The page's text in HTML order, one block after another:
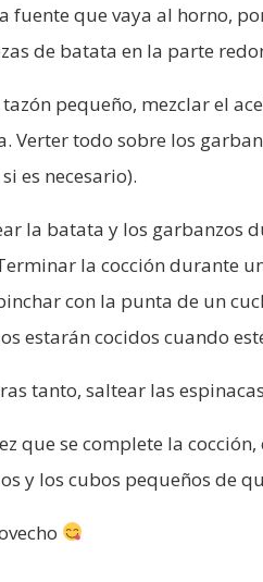
fuente que vaya al horno,
de batata en la parte
tazón pequeño, mezclar el
Verter todo sobre los
es necesario).
la batata y los garbanzos
la cocción durante
con la punta de un
estarán cocidos cuando
tanto, saltear las
que se complete la
y los cubos pequeños de